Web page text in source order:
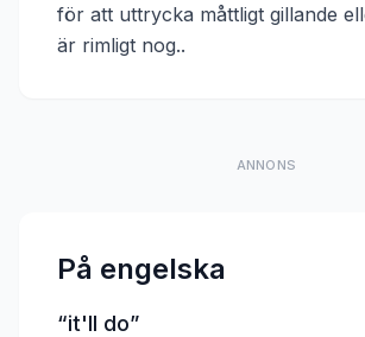
för att uttrycka måttligt gillande
är rimligt nog..
ANNONS
På engelska
“it'll do”